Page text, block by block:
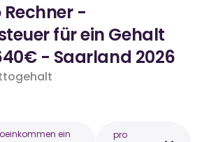
-
für ein Gehalt
- Saarland 2026
ein pro